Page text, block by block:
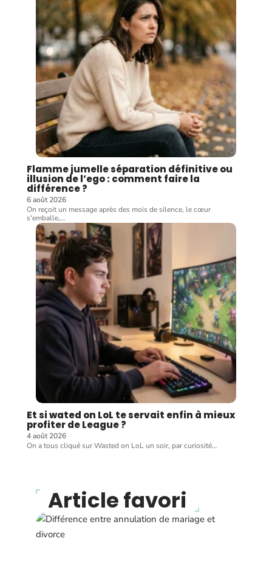
Flamme jumelle séparation définitive ou
illusion de l’ego : comment faire la
différence ?
6 août 2026
On reçoit un message après des mois de silence, le cœur
s'emballe,…
Et si wated on LoL te servait enfin à mieux
profiter de League ?
4 août 2026
On a tous cliqué sur Wasted on LoL un soir, par curiosité…
Article favori